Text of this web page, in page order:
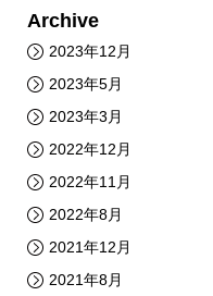
Archive
2023年12月
2023年5月
2023年3月
2022年12月
2022年11月
2022年8月
2021年12月
2021年8月